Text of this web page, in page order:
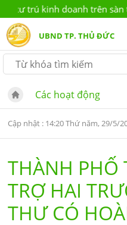
cư trú kinh doanh trên sàn
UBND TP. THỦ ĐỨC
Các hoạt động
Cập nhật : 14:20 Thứ năm, 29/5/
THÀNH PHỐ
TRỢ HAI
THƯ CÓ